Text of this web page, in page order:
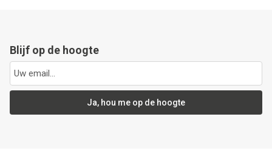
Blijf op de hoogte
Ja, hou me op de hoogte